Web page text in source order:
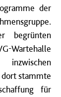
der
begrünten
inzwischen
dort stammte
für